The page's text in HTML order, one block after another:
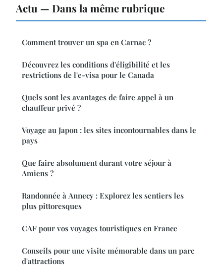
Actu — Dans la même rubrique
Comment trouver un spa en Carnac ?
Découvrez les conditions d'éligibilité et les
restrictions de l'e-visa pour le Canada
Quels sont les avantages de faire appel à un
chauffeur privé ?
Voyage au Japon : les sites incontournables dans le
pays
Que faire absolument durant votre séjour à
Amiens ?
Randonnée à Annecy : Explorez les sentiers les
plus pittoresques
CAF pour vos voyages touristiques en France
Conseils pour une visite mémorable dans un parc
d'attractions